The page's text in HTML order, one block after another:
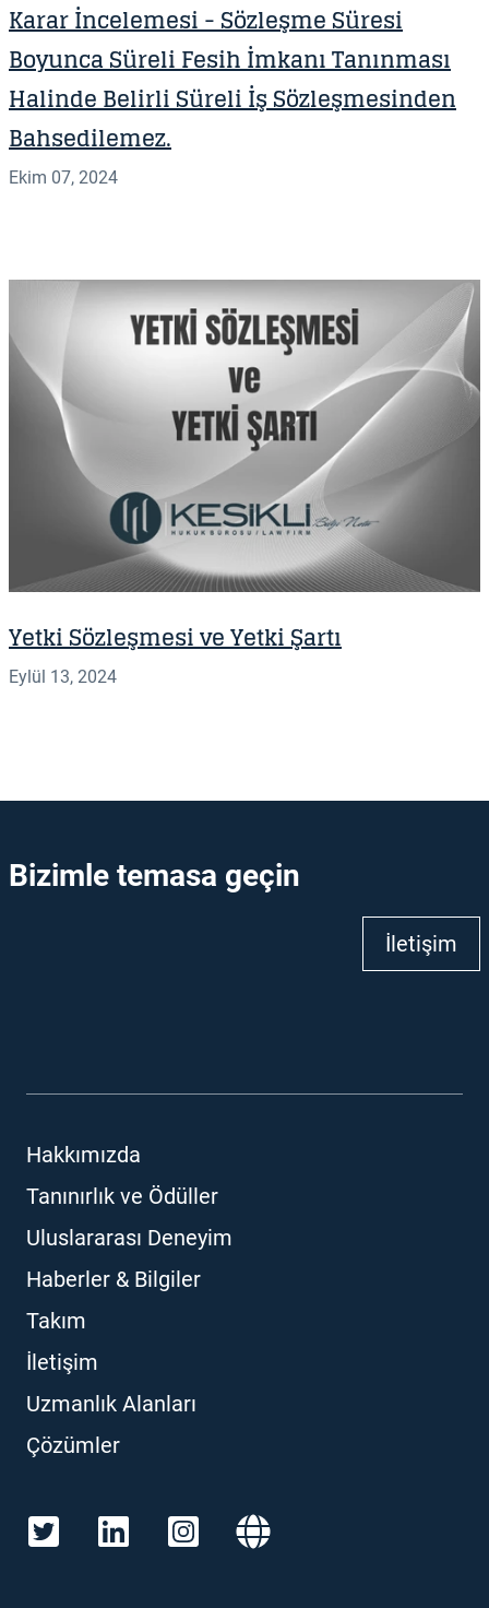
Karar İncelemesi - S özleşme Süresi
Boyunca Süreli Fesih İmkanı Tanınması
Halinde Belirli Süreli İş Sözleşmesinden
Bahsedilemez.
Ekim 07, 2024
Yetki Sözleşmesi ve Yetki Şartı
Eylül 13, 2024
Bizimle temasa geçin
İletişim
Hakkımızda
Tanınırlık ve Ödüller
Uluslararası Deneyim
Haberler & Bilgiler
Takım
İletişim
Uzmanlık Alanları
Çözümler